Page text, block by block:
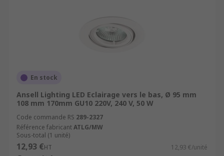
En stock
Ansell Lighting LED Eclairage vers le bas, Ø 95 mm
108 mm 170mm GU10 220V, 240 V, 50 W
Code commande RS 289-2327
Référence fabricantATLG/MW
Sous-total (1 unité)
12,93 €HT 12,93 €/unité